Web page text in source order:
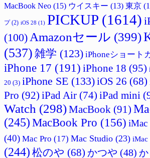
MacBook Neo (15) ウイスキー (13) 東京
プ(2) iOS 28 (1) PICKUP (1614)
(100) Amazonセール (399)
(537) 雑学 (123) iPhoneショート
iPhone 17 (191) iPhone 18 (95)
20 (3) iPhone SE (133)iOS 26 (68)
Pro (92) iPad Air (74) iPad mini
Watch (298)MacBook (91)
(245) MacBook Pro (156) iMac
(40) Mac Pro (17) Mac Studio (23) iMac
(244) 松のや (68) かつや (48)